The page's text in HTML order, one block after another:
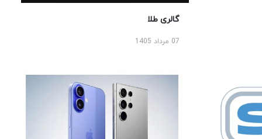
گالری طلا
07 مرداد 1405